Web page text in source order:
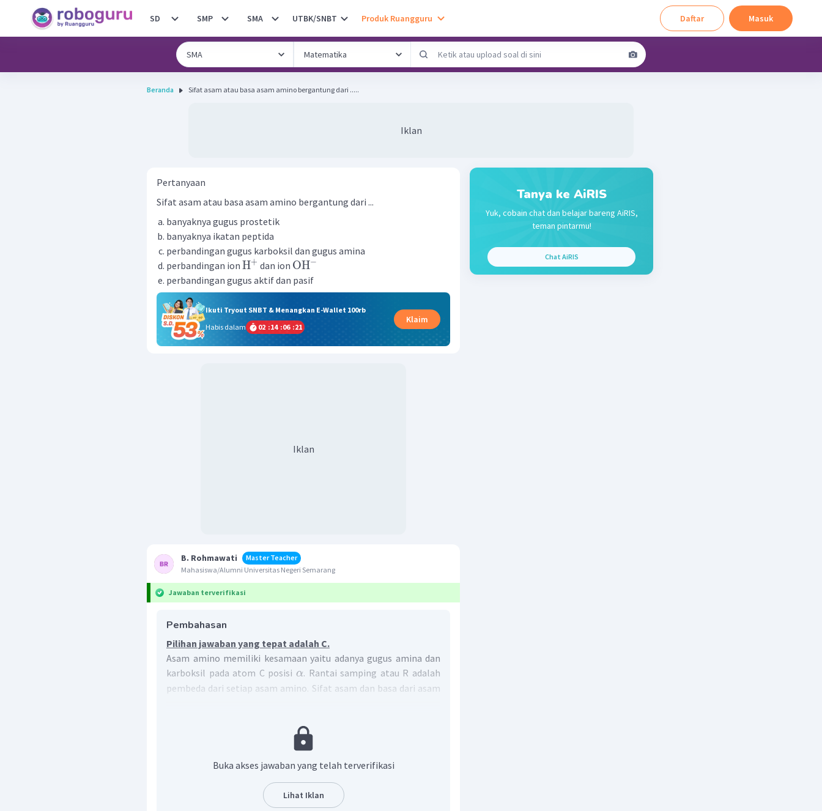
SD SMP SMA UTBK/SNBT Produk Ruangguru Daftar Masuk
Beranda Sifat asam atau basa asam amino bergantung dari .....
Iklan
Pertanyaan
Sifat asam atau basa asam amino bergantung dari ...
banyaknya gugus prostetik
banyaknya ikatan peptida
perbandingan gugus karboksil dan gugus amina
perbandingan ion H+ dan ion OH−
perbandingan gugus aktif dan pasif
Ikuti Tryout SNBT & Menangkan E-Wallet 100rb
Habis dalam
02 :14 :06 :21
Klaim
Iklan
B. Rohmawati
Master Teacher
Mahasiswa/Alumni Universitas Negeri Semarang
Jawaban terverifikasi
Pembahasan
Pilihan jawaban yang tepat adalah C.
Asam amino memiliki kesamaan yaitu adanya gugus amina dan
karboksil pada atom C posisi α. Rantai samping atau R adalah
pembeda dari setiap asam amino. Sifat asam dan basa dari asam
memiliki gugus karboksil tambahan. Sedangkan pada asam
amino yang bersifat basa memiliki gugus amina tambahan pada
rantai sampingnya.
perbandingan gugus karboksil dan gugus amina.
Buka akses jawaban yang telah terverifikasi
Lihat Iklan
Tanya ke AiRIS
Yuk, cobain chat dan belajar bareng AiRIS,
teman pintarmu!
Chat AiRIS